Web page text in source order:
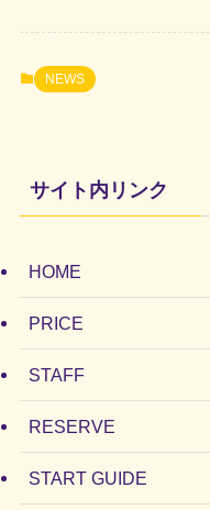
NEWS
サイト内リンク
HOME
PRICE
STAFF
RESERVE
START GUIDE